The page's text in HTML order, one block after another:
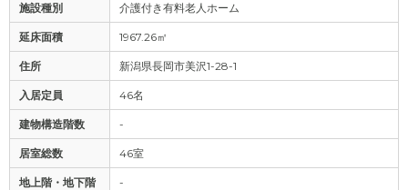
施設種別 介護付き有料老人ホーム
延床面積 1967.26㎡
住所 新潟県長岡市美沢1-28-1
入居定員 46名
建物構造階数 -
居室総数 46室
地上階・地下階 -